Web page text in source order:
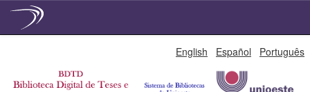
English Español Português